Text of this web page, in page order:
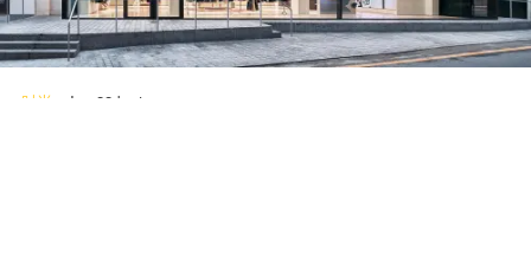
时尚 Jun 22 by terry